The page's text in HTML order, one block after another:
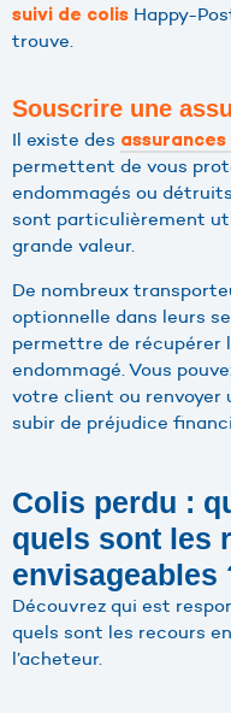
suivi de colis Happy-
trouve.
Souscrire une
Il existe des
permettent de vous
endommagés ou
sont particulièrement
grande valeur.
De nombreux
optionnelle dans leurs
permettre de récupérer
endommagé. Vous
votre client ou renvoyer
subir de préjudice
Colis perdu :
quels sont les
envisageables
Découvrez qui est
quels sont les recours
l’acheteur.